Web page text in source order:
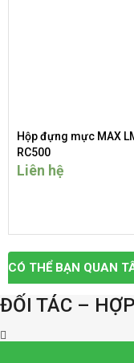
Hộp đựng mực MAX
RC500
Liên hệ
CÓ THỂ BẠN QUAN
ĐỐI TÁC –